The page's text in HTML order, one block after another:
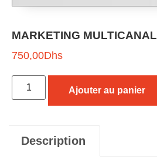
MARKETING MULTICANAL
750,00Dhs
Ajouter au panier
Description